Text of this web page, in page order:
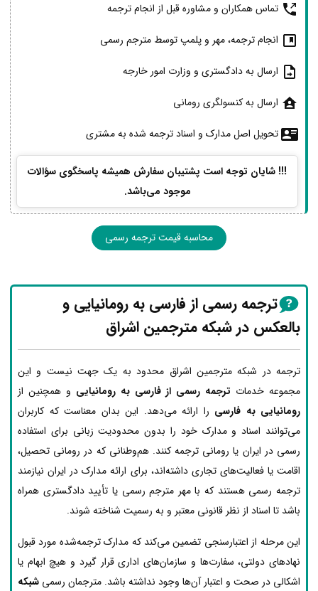
تماس همکاران و مشاوره قبل از انجام ترجمه
انجام ترجمه، مهر و پلمپ توسط مترجم رسمی
ارسال به دادگستری و وزارت امور خارجه
ارسال به کنسولگری رومانی
تحویل اصل مدارک و اسناد ترجمه شده به مشتری
!!! شایان توجه است پشتیبان سفارش همیشه پاسخگوی سؤالات
موجود می‌باشد.
محاسبه قیمت ترجمه رسمی
ترجمه رسمی از فارسی به رومانیایی و
بالعکس در شبکه مترجمین اشراق
ترجمه در شبکه مترجمین اشراق محدود به یک جهت نیست و این
مجموعه خدمات ترجمه رسمی از فارسی به رومانیایی و همچنین از
رومانیایی به فارسی را ارائه می‌دهد. این بدان معناست که کاربران
می‌توانند اسناد و مدارک خود را بدون محدودیت زبانی برای استفاده
رسمی در ایران یا رومانی ترجمه کنند. هم‌وطنانی که در رومانی تحصیل،
اقامت یا فعالیت‌های تجاری داشته‌اند، برای ارائه مدارک در ایران نیازمند
ترجمه رسمی هستند که با مهر مترجم رسمی یا تأیید دادگستری همراه
باشد تا اسناد از نظر قانونی معتبر و به رسمیت شناخته شوند.
این مرحله از اعتبارسنجی تضمین می‌کند که مدارک ترجمه‌شده مورد قبول
نهادهای دولتی، سفارت‌ها و سازمان‌های اداری قرار گیرد و هیچ ابهام یا
اشکالی در صحت و اعتبار آن‌ها وجود نداشته باشد. مترجمان رسمی شبکه